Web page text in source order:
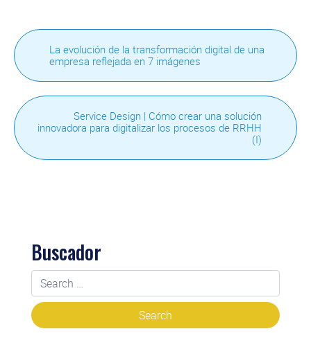
La evolución de la transformación digital de una
empresa reflejada en 7 imágenes
Service Design | Cómo crear una solución
innovadora para digitalizar los procesos de RRHH
(I)
Buscador